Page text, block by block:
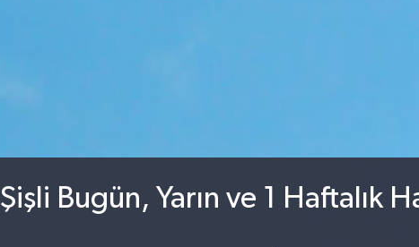
Şişli Bugün, Yarın ve 1 Haftalık